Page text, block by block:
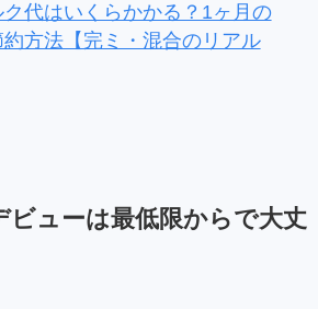
ク代はいくらかかる？1ヶ月の
方法【完ミ・混合のリアル
ビューは最低限からで大丈